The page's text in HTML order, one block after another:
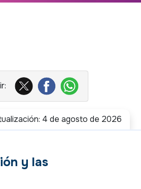
4 de agosto de 2026
y las